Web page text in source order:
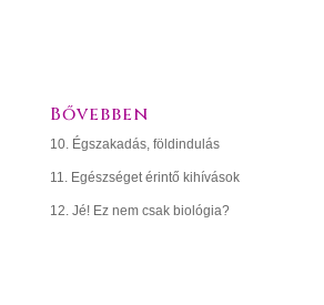
Bővebben
10. Égszakadás, földindulás
11. Egészséget érintő kihívások
12. Jé! Ez nem csak biológia?